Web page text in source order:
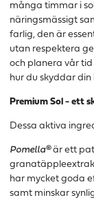
många timmar i
näringsmässigt
farlig, den är
utan respektera
och planera vår tid
hur du skyddar din
Premium Sol - ett
Dessa aktiva
Pomella®är ett
har mycket goda
samt minskar